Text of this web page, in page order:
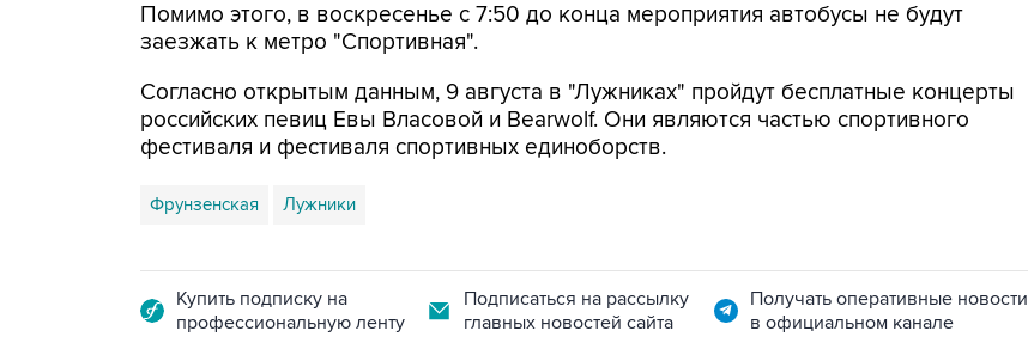
Помимо этого, в воскресенье с 7:50 до конца мероприятия автобусы не будут
заезжать к метро "Спортивная".
Согласно открытым данным, 9 августа в "Лужниках" пройдут бесплатные концерты
российских певиц Евы Власовой и Bearwolf. Они являются частью спортивного
фестиваля и фестиваля спортивных единоборств.
Фрунзенская Лужники
Купить подписку на
профессиональную ленту
Подписаться на рассылку
главных новостей сайта
Получать оперативные новости
в официальном канале